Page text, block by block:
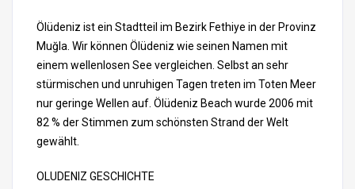
Ölüdeniz ist ein Stadtteil im Bezirk Fethiye in der Provinz
Muğla. Wir können Ölüdeniz wie seinen Namen mit
einem wellenlosen See vergleichen. Selbst an sehr
stürmischen und unruhigen Tagen treten im Toten Meer
nur geringe Wellen auf. Ölüdeniz Beach wurde 2006 mit
82 % der Stimmen zum schönsten Strand der Welt
gewählt.
OLUDENIZ GESCHICHTE